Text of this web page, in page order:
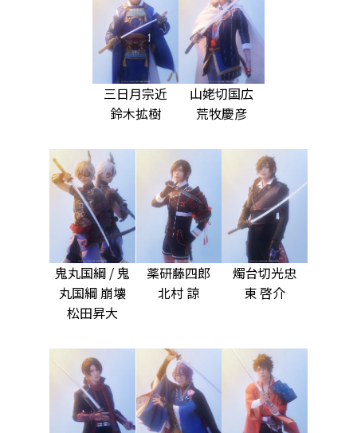
三日月宗近
鈴木拡樹
山姥切国広
荒牧慶彦
鬼丸国綱 / 鬼
丸国綱 崩壊
松田昇大
薬研藤四郎
北村 諒
燭台切光忠
東 啓介